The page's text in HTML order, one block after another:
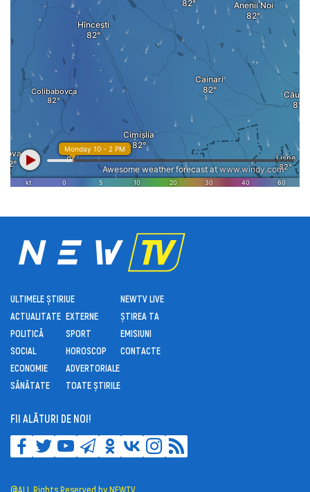
ULTIMELE ȘTIRI
ACTUALITATE
POLITICĂ
SOCIAL
ECONOMIE
SĂNĂTATE
UE
EXTERNE
SPORT
HOROSCOP
ADVERTORIALE
TOATE ȘTIRILE
NEWTV LIVE
ȘTIREA TA
EMISIUNI
CONTACTE
FII ALĂTURI DE NOI!